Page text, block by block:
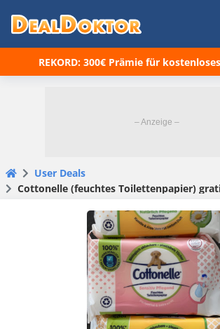
REKORD: 300€ Prämie für
User Deals
Cottonelle (feuchtes Toilettenpapier)